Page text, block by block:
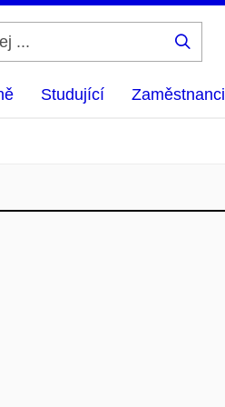
Studující Zaměstnanci